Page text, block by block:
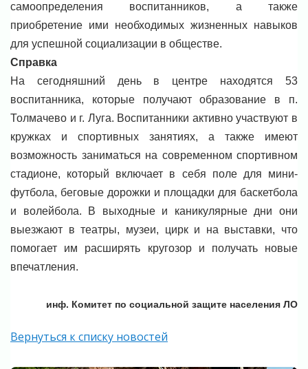
самоопределения воспитанников, а также
приобретение ими необходимых жизненных навыков
для успешной социализации в обществе.
Справка
На сегодняшний день в центре находятся 53
воспитанника, которые получают образование в п.
Толмачево и г. Луга. Воспитанники активно участвуют в
кружках и спортивных занятиях, а также имеют
возможность заниматься на современном спортивном
стадионе, который включает в себя поле для мини-
футбола, беговые дорожки и площадки для баскетбола
и волейбола. В выходные и каникулярные дни они
выезжают в театры, музеи, цирк и на выставки, что
помогает им расширять кругозор и получать новые
впечатления.
инф. Комитет по социальной защите населения ЛО
Вернуться к списку новостей